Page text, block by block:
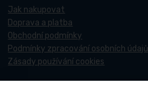
Jak nakupovat
Doprava a platba
Obchodní podmínky
Podmínky zpracování osobních údajů
Zásady používání cookies